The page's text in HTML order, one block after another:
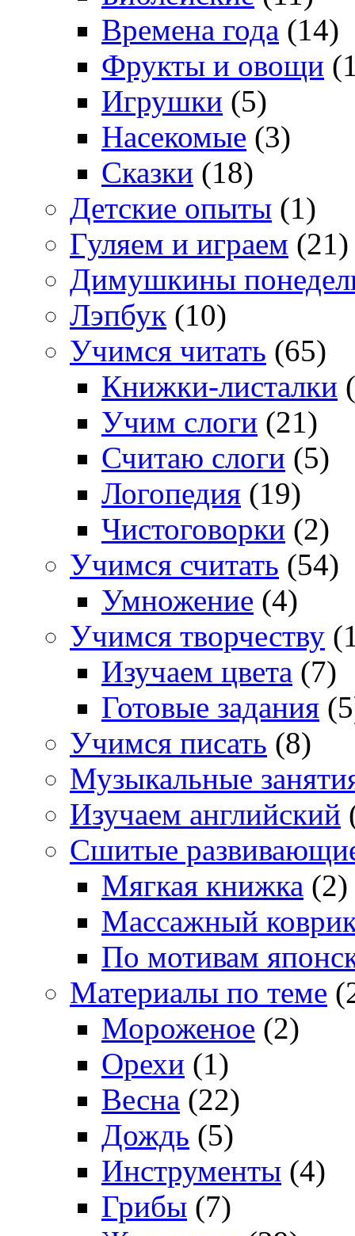
Времена года (14)
Фрукты и овощи
Игрушки (5)
Насекомые (3)
Сказки (18)
Детские опыты (1)
Гуляем и играем (21)
Димушкины
Лэпбук (10)
Учимся читать (65)
Книжки-листалки
Учим слоги (21)
Считаю слоги (5)
Логопедия (19)
Чистоговорки (2)
Учимся считать (54)
Умножение (4)
Учимся творчеству
Изучаем цвета (7)
Готовые задания
Учимся писать (8)
Музыкальные
Изучаем английский
Сшитые
Мягкая книжка (2)
Массажный
По мотивам
Материалы по теме
Мороженое (2)
Орехи (1)
Весна (22)
Дождь (5)
Инструменты (4)
Грибы (7)